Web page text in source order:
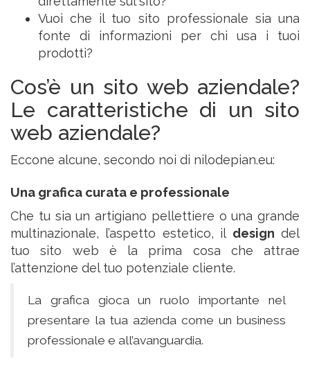
Vuoi che il tuo sito professionale sia una
fonte di informazioni per chi usa i tuoi
prodotti?
Cos’è un sito web aziendale?
Le caratteristiche di un sito
web aziendale?
Eccone alcune, secondo noi di nilodepian.eu:
Una grafica curata e professionale
Che tu sia un artigiano pellettiere o una grande
multinazionale, l’aspetto estetico, il design del
tuo sito web è la prima cosa che attrae
l’attenzione del tuo potenziale cliente.
La grafica gioca un ruolo importante nel
presentare la tua azienda come un business
professionale e all’avanguardia.